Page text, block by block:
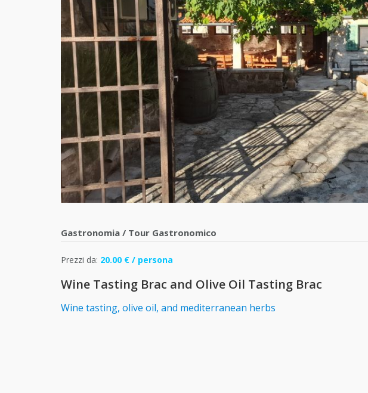
Gastronomia / Tour Gastronomico
Prezzi da: 20.00 € / persona
Wine Tasting Brac and Olive Oil Tasting Brac
Wine tasting, olive oil, and mediterranean herbs